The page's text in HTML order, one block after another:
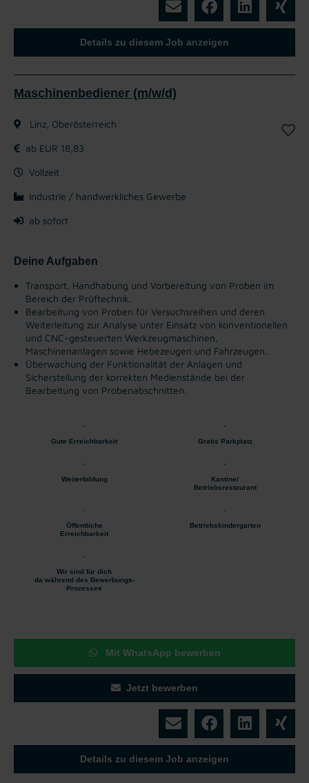
Details zu diesem Job anzeigen
Maschinenbediener (m/w/d)
Linz, Oberösterreich
ab EUR 18,83
Vollzeit
Industrie / handwerkliches Gewerbe
ab sofort
Deine Aufgaben
Transport, Handhabung und Vorbereitung von Proben im
Bereich der Prüftechnik.
Bearbeitung von Proben für Versuchsreihen und deren
Weiterleitung zur Analyse unter Einsatz von konventionellen
und CNC-gesteuerten Werkzeugmaschinen,
Maschinenanlagen sowie Hebezeugen und Fahrzeugen.
Überwachung der Funktionalität der Anlagen und
Sicherstellung der korrekten Medienstände bei der
Bearbeitung von Probenabschnitten.
Gute Erreichbarkeit Gratis Parkplatz
Weiterbildung
Kantine/
Betriebsrestaurant
Öffentliche
Erreichbarkeit
Betriebskindergarten
Wir sind für dich
da während des Bewerbungs-
Prozesses
Mit WhatsApp bewerben
Jetzt bewerben
Details zu diesem Job anzeigen